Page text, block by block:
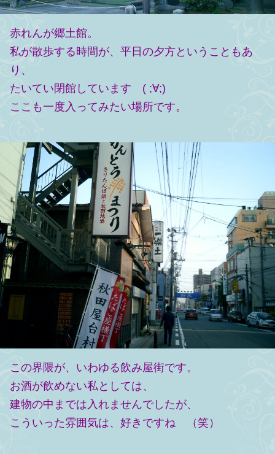
赤れんが郷土館。
私が散歩する時間が、平日の夕方ということもあ
り、
たいてい閉館しています ( ;∀;)
ここも一度入ってみたい場所です。
この界隈が、いわゆる飲み屋街です。
お酒が飲めない私としては、
建物の中までは入れませんでしたが、
こういった雰囲気は、好きですね （笑）